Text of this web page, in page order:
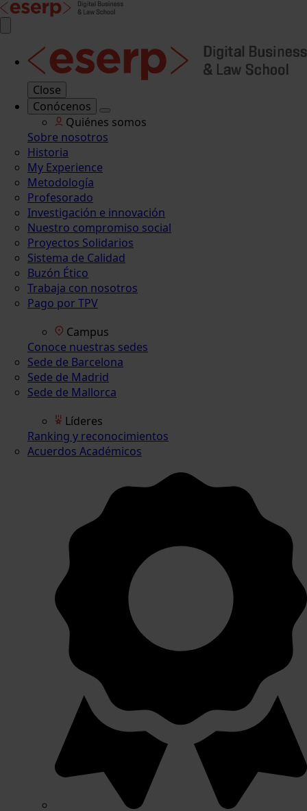
Close
Conócenos
Quiénes somos
Sobre nosotros
Historia
My Experience
Metodología
Profesorado
Investigación e innovación
Nuestro compromiso social
Proyectos Solidarios
Sistema de Calidad
Buzón Ético
Trabaja con nosotros
Pago por TPV
Campus
Conoce nuestras sedes
Sede de Barcelona
Sede de Madrid
Sede de Mallorca
Líderes
Ranking y reconocimientos
Acuerdos Académicos